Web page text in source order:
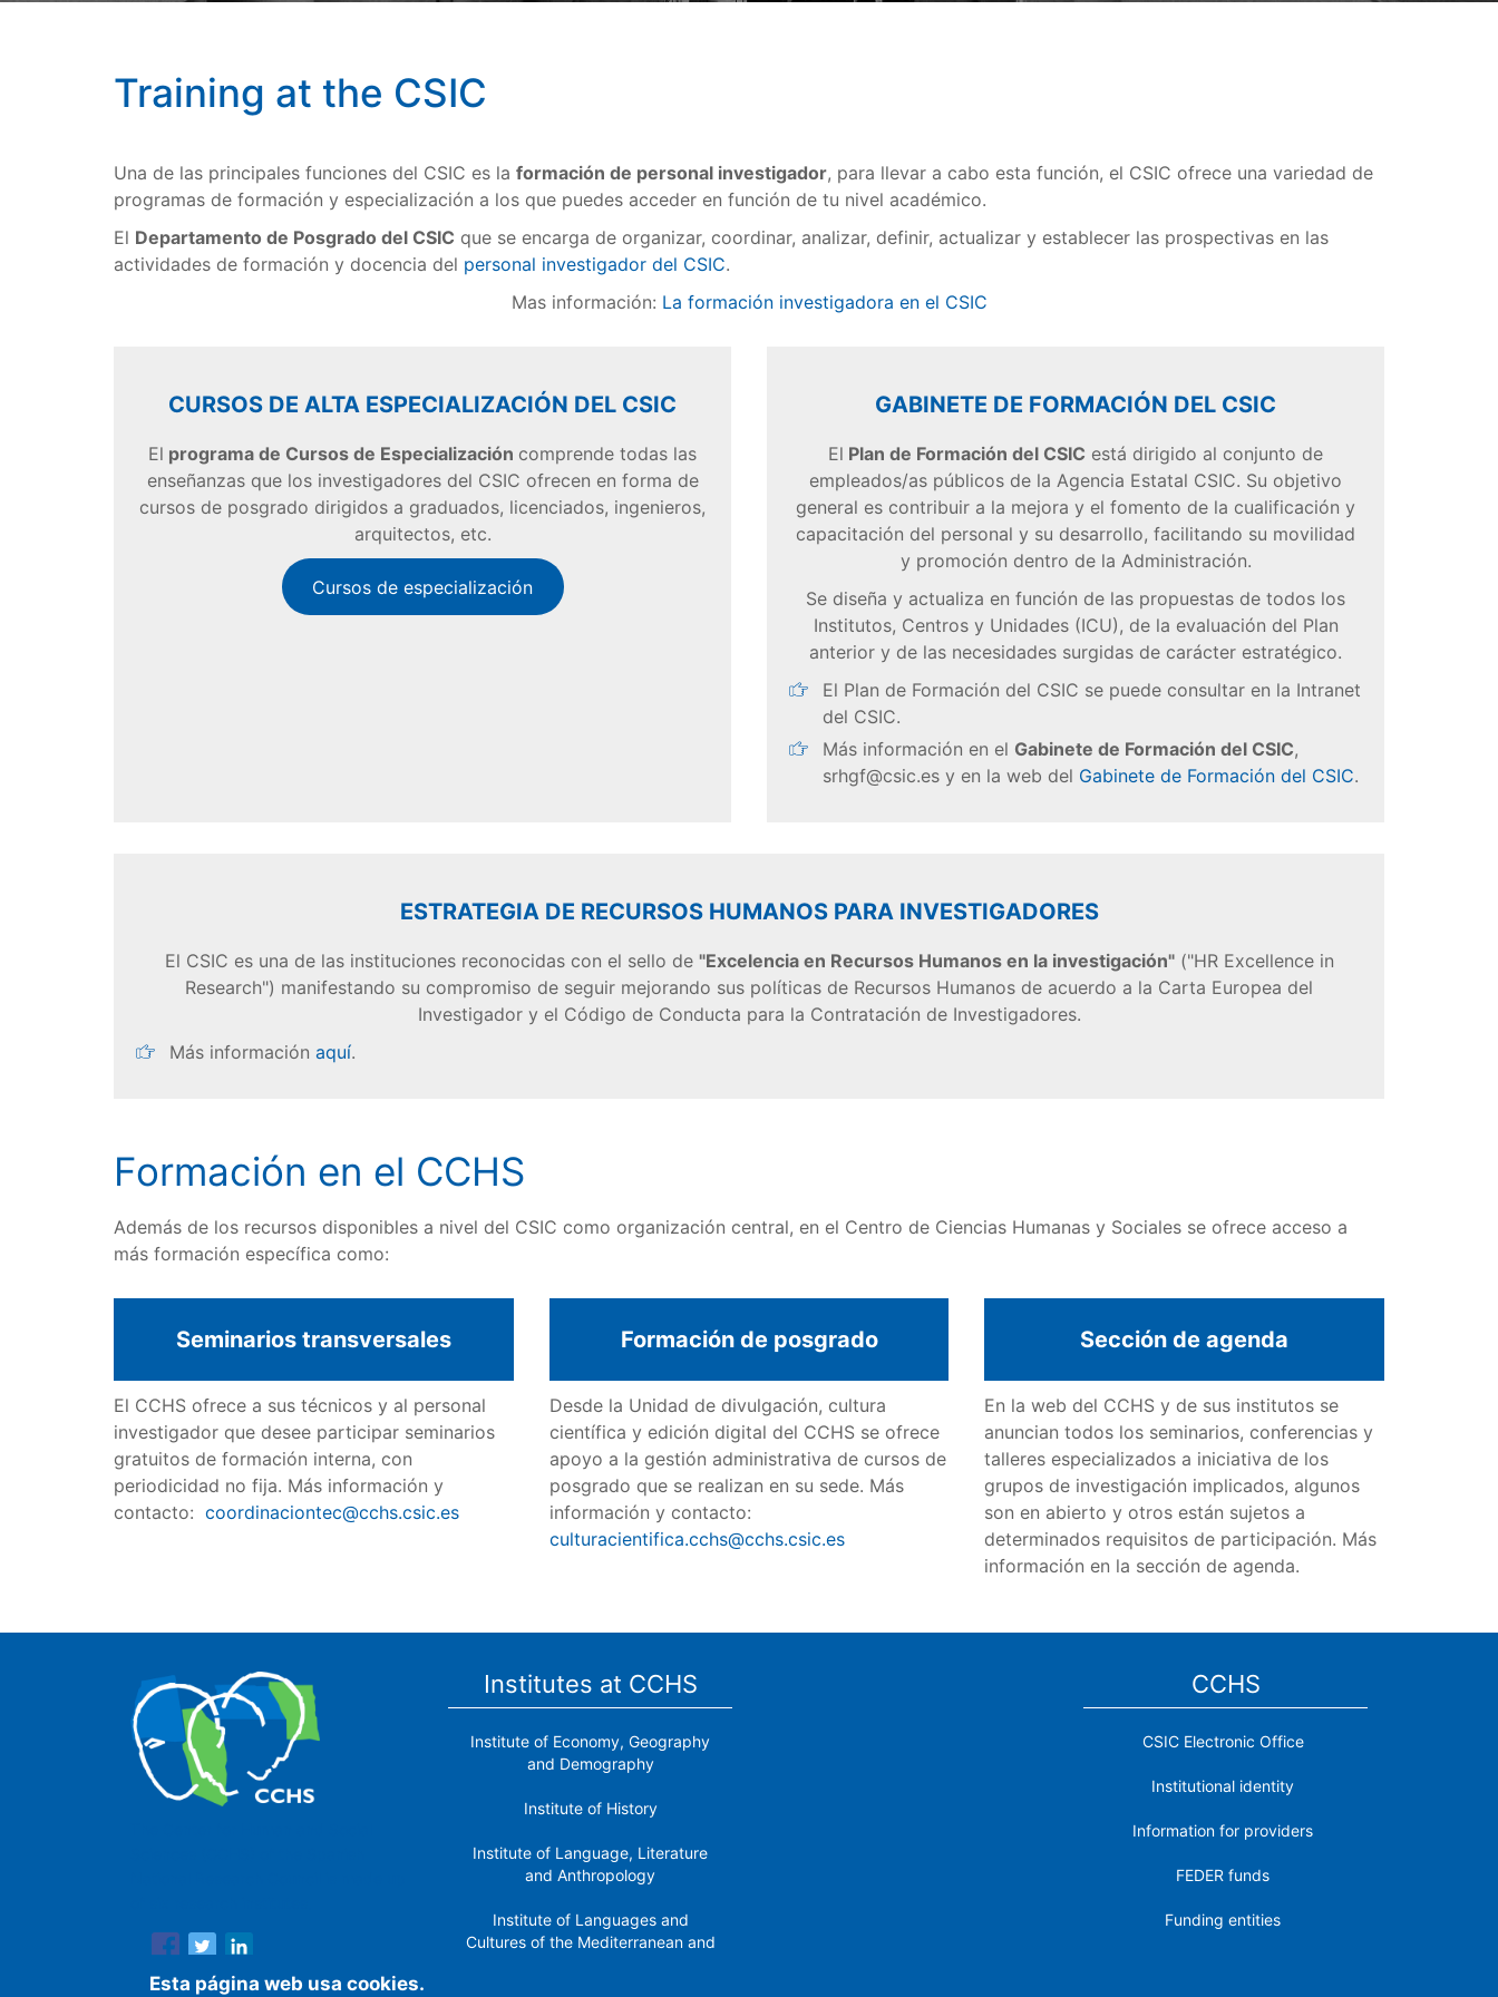
Training at the CSIC
Una de las principales funciones del CSIC es la formación de personal investigador, para llevar a cabo esta función, el CSIC ofrece una variedad de
programas de formación y especialización a los que puedes acceder en función de tu nivel académico.
El Departamento de Posgrado del CSIC que se encarga de organizar, coordinar, analizar, definir, actualizar y establecer las prospectivas en las
actividades de formación y docencia del personal investigador del CSIC.
Mas información: La formación investigadora en el CSIC
CURSOS DE ALTA ESPECIALIZACIÓN DEL CSIC
El programa de Cursos de Especialización comprende todas las
enseñanzas que los investigadores del CSIC ofrecen en forma de
cursos de posgrado dirigidos a graduados, licenciados, ingenieros,
arquitectos, etc.
Cursos de especialización
GABINETE DE FORMACIÓN DEL CSIC
El Plan de Formación del CSIC está dirigido al conjunto de
empleados/as públicos de la Agencia Estatal CSIC. Su objetivo
general es contribuir a la mejora y el fomento de la cualificación y
capacitación del personal y su desarrollo, facilitando su movilidad
y promoción dentro de la Administración.
Se diseña y actualiza en función de las propuestas de todos los
Institutos, Centros y Unidades (ICU), de la evaluación del Plan
anterior y de las necesidades surgidas de carácter estratégico.
El Plan de Formación del CSIC se puede consultar en la Intranet
del CSIC.
Más información en el Gabinete de Formación del CSIC,
srhgf@csic.es y en la web del Gabinete de Formación del CSIC.
ESTRATEGIA DE RECURSOS HUMANOS PARA INVESTIGADORES
El CSIC es una de las instituciones reconocidas con el sello de "Excelencia en Recursos Humanos en la investigación"("HR Excellence in
Research") manifestando su compromiso de seguir mejorando sus políticas de Recursos Humanos de acuerdo a la Carta Europea del
Investigador y el Código de Conducta para la Contratación de Investigadores.
Más información aquí.
Formación en el CCHS
Además de los recursos disponibles a nivel del CSIC como organización central, en el Centro de Ciencias Humanas y Sociales se ofrece acceso a
más formación específica como:
Seminarios transversales
El CCHS ofrece a sus técnicos y al personal
investigador que desee participar seminarios
gratuitos de formación interna, con
periodicidad no fija. Más información y
contacto: coordinaciontec@cchs.csic.es
Formación de posgrado
Desde la Unidad de divulgación, cultura
científica y edición digital del CCHS se ofrece
apoyo a la gestión administrativa de cursos de
posgrado que se realizan en su sede. Más
información y contacto:
culturacientifica.cchs@cchs.csic.es
Sección de agenda
En la web del CCHS y de sus institutos se
anuncian todos los seminarios, conferencias y
talleres especializados a iniciativa de los
grupos de investigación implicados, algunos
son en abierto y otros están sujetos a
determinados requisitos de participación. Más
información en la sección de agenda.
Institutes at CCHS
Institute of Economy, Geography
and Demography
Institute of History
Institute of Language, Literature
and Anthropology
Institute of Languages ​​and
Cultures of the Mediterranean and
CCHS
CSIC Electronic Office
Institutional identity
Information for providers
FEDER funds
Funding entities
Esta página web usa cookies.